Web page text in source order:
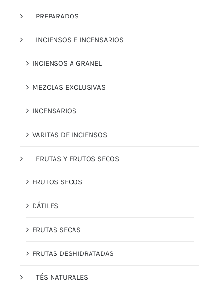
PREPARADOS
INCIENSOS E INCENSARIOS
INCIENSOS A GRANEL
MEZCLAS EXCLUSIVAS
INCENSARIOS
VARITAS DE INCIENSOS
FRUTAS Y FRUTOS SECOS
FRUTOS SECOS
DÁTILES
FRUTAS SECAS
FRUTAS DESHIDRATADAS
TÉS NATURALES